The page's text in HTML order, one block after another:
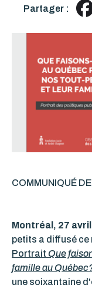
Partager :
COMMUNIQUÉ
Montréal, 27 avril
petits a diffusé ce
Portrait Que
famille au
une soixantaine